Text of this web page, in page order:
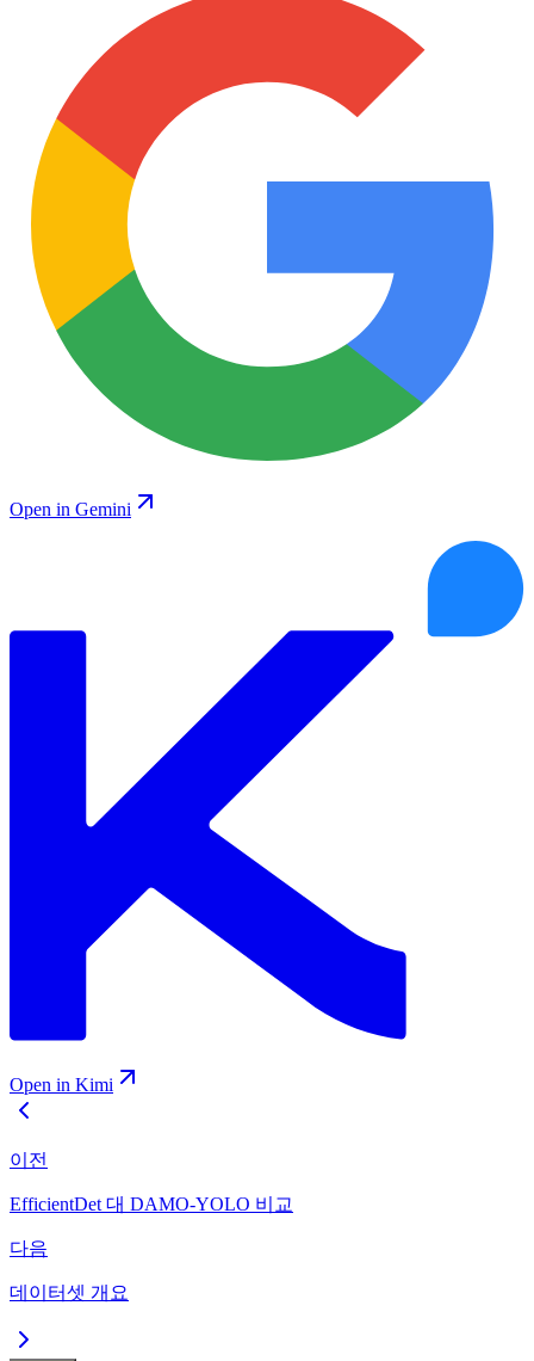
Open in Gemini
Open in Kimi
이전
EfficientDet 대 DAMO-YOLO 비교
다음
데이터셋 개요